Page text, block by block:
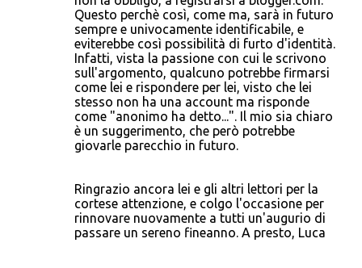
Questo perchè così, come ma, sarà in futuro
sempre e univocamente identificabile, e
eviterebbe così possibilità di furto d'identità.
Infatti, vista la passione con cui le scrivono
sull'argomento, qualcuno potrebbe firmarsi
come lei e rispondere per lei, visto che lei
stesso non ha una account ma risponde
come "anonimo ha detto...". Il mio sia chiaro
è un suggerimento, che però potrebbe
giovarle parecchio in futuro.
Ringrazio ancora lei e gli altri lettori per la
cortese attenzione, e colgo l'occasione per
rinnovare nuovamente a tutti un'augurio di
passare un sereno fineanno. A presto, Luca